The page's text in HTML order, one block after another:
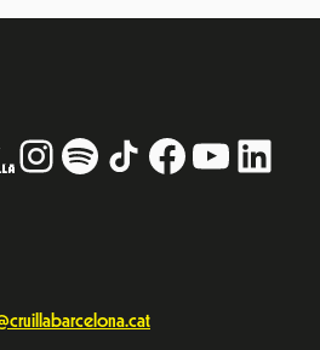
Instagram
# TikTokFacebook